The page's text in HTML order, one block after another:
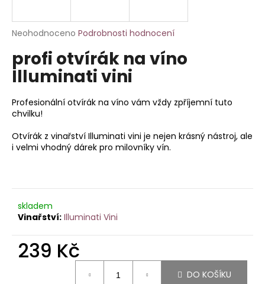
Průměrné
produktu
je
5
hvězdiček.
Neohodnoceno Podrobnosti hodnocení
profi otvírák na víno
Illuminati vini
Profesionální otvírák na víno vám vždy zpříjemní tuto
chvilku!
Otvírák z vinařství Illuminati vini je nejen krásný nástroj, ale
i velmi vhodný dárek pro milovníky vín.
skladem
Illuminati Vini
239 Kč
DO KOŠÍKU
j
t
?
HLEDAT
D
o
p
r
u